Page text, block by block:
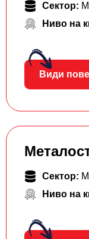
Сектор:
Ниво на
Види
Сектор:
Ниво на